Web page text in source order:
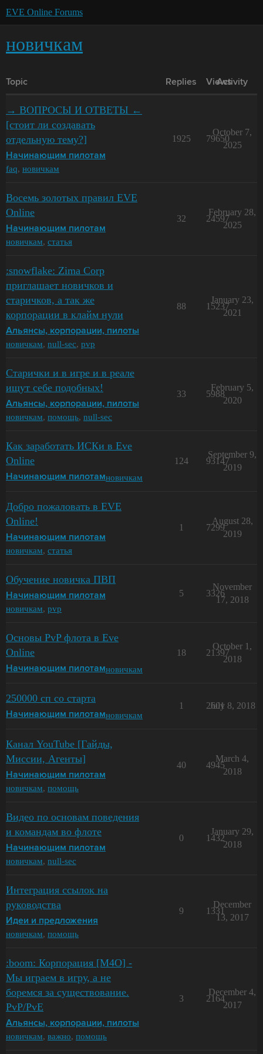
EVE Online Forums
новичкам
Topic Replies Views
Activity
→ ВОПРОСЫ И ОТВЕТЫ ←
[стоит ли создавать
отдельную тему?]
Начинающим пилотам
faq, новичкам
1925 79650
October 7,
2025
Восемь золотых правил EVE
Online
Начинающим пилотам
новичкам, статья
32 24597
February 28,
2025
:snowflake: Zima Corp
приглашает новичков и
старичков, а так же
корпорации в клайм нули
Альянсы, корпорации, пилоты
новичкам, null-sec, pvp
88 15237
January 23,
2021
Старички и в игре и в реале
ищут себе подобных!
Альянсы, корпорации, пилоты
новичкам, помощь, null-sec
33 5988
February 5,
2020
Как заработать ИСКи в Eve
Online
Начинающим пилотамновичкам
124 93147
September 9,
2019
Добро пожаловать в EVE
Online!
Начинающим пилотам
новичкам, статья
1 7299
August 28,
2019
Обучение новичка ПВП
Начинающим пилотам
новичкам, pvp
5 3326
November
17, 2018
Основы PvP флота в Eve
Online
Начинающим пилотамновичкам
18 21397
October 1,
2018
250000 сп со старта
Начинающим пилотамновичкам
1 2601
July 8, 2018
Канал YouTube [Гайды,
Миссии, Агенты]
Начинающим пилотам
новичкам, помощь
40 4945
March 4,
2018
Видео по основам поведения
и командам во флоте
Начинающим пилотам
новичкам, null-sec
0 1432
January 29,
2018
Интеграция ссылок на
руководства
Идеи и предложения
новичкам, помощь
9 1331
December
13, 2017
:boom: Корпорация [M4O] -
Мы играем в игру, а не
боремся за существование.
PvP/PvE
Альянсы, корпорации, пилоты
новичкам, важно, помощь
3 2164
December 4,
2017